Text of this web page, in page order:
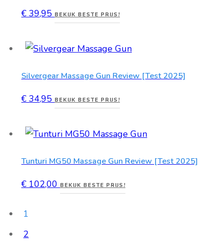
€ 39,95 BEKIJK BESTE PRIJS!
Silvergear Massage Gun Review [Test 2025]
€ 34,95 BEKIJK BESTE PRIJS!
Tunturi MG50 Massage Gun Review [Test 2025]
€ 102,00 BEKIJK BESTE PRIJS!
1
2